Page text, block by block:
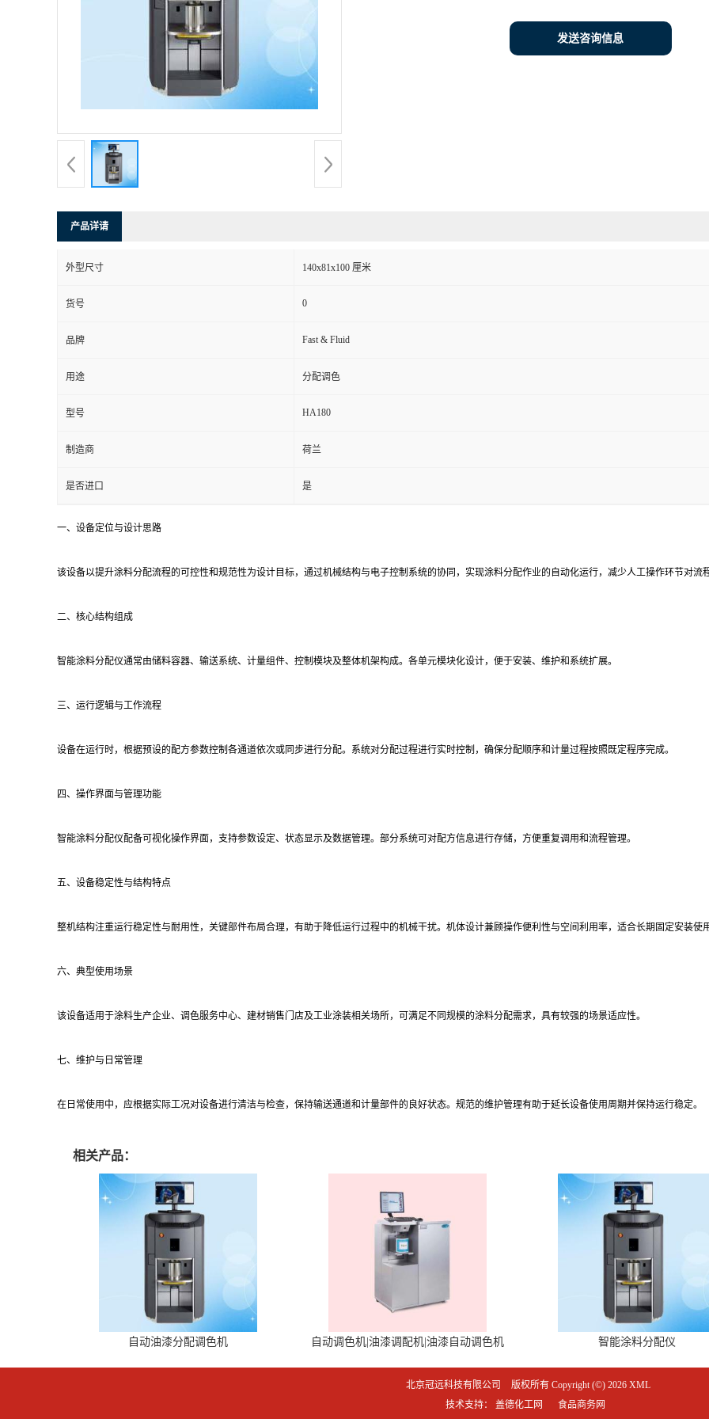
发送咨询信息
产品详请
外型尺寸 140x81x100 厘米
货号 0
品牌 Fast & Fluid
用途 分配调色
型号 HA180
制造商 荷兰
是否进口 是
一、设备定位与设计思路
该设备以提升涂料分配流程的可控性和规范性为设计目标，通过机械结构与电子控制系统的协同，实现涂料分配作业的自动化运行，减少人工操作环节对流
二、核心结构组成
智能涂料分配仪通常由储料容器、输送系统、计量组件、控制模块及整体机架构成。各单元模块化设计，便于安装、维护和系统扩展。
三、运行逻辑与工作流程
设备在运行时，根据预设的配方参数控制各通道依次或同步进行分配。系统对分配过程进行实时控制，确保分配顺序和计量过程按照既定程序完成。
四、操作界面与管理功能
智能涂料分配仪配备可视化操作界面，支持参数设定、状态显示及数据管理。部分系统可对配方信息进行存储，方便重复调用和流程管理。
五、设备稳定性与结构特点
整机结构注重运行稳定性与耐用性，关键部件布局合理，有助于降低运行过程中的机械干扰。机体设计兼顾操作便利性与空间利用率，适合长期固定安装使用
六、典型使用场景
该设备适用于涂料生产企业、调色服务中心、建材销售门店及工业涂装相关场所，可满足不同规模的涂料分配需求，具有较强的场景适应性。
七、维护与日常管理
在日常使用中，应根据实际工况对设备进行清洁与检查，保持输送通道和计量部件的良好状态。规范的维护管理有助于延长设备使用周期并保持运行稳定。
相关产品：
自动油漆分配调色机 自动调色机|油漆调配机|油漆自动调色机 智能涂料分配仪
北京冠远科技有限公司 版权所有 Copyright (©) 2026 XML
技术支持： 盖德化工网
食品商务网